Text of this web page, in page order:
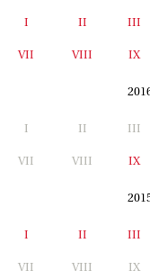
I II III
VII VIII IX
I II III
VII VIII IX
I II III
VII VIII IX